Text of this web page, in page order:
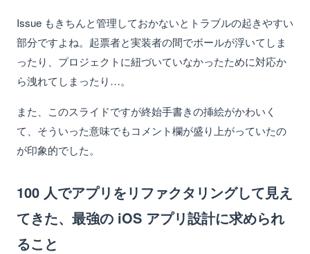
Issue もきちんと管理しておかないとトラブルの起きやすい
部分ですよね。起票者と実装者の間でボールが浮いてしま
ったり、プロジェクトに紐づいていなかったために対応か
ら洩れてしまったり…。
また、このスライドですが終始手書きの挿絵がかわいく
て、そういった意味でもコメント欄が盛り上がっていたの
が印象的でした。
100 人でアプリをリファクタリングして見え
てきた、最強の iOS アプリ設計に求められ
ること